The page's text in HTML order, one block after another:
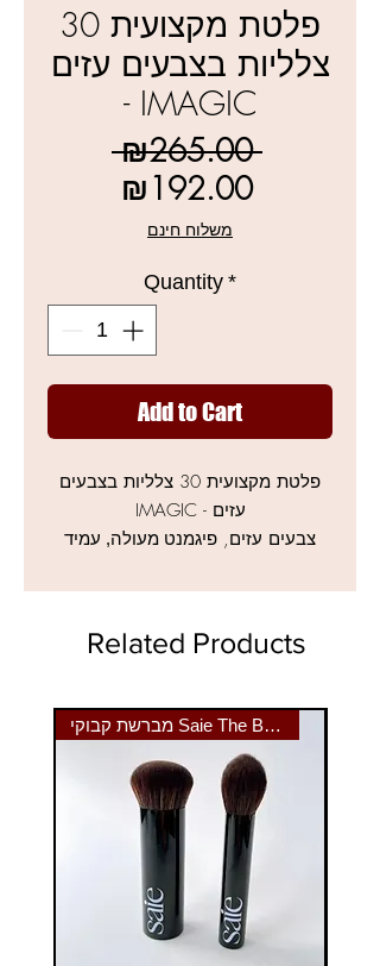
פלטת מקצועית 30
צלליות בצבעים עזים
- IMAGIC
₪265.00 Regular
₪192.00Sale
משלוח חינם
Quantity *
Add to Cart
פלטת מקצועית 30 צלליות בצבעים
עזים - IMAGIC
צבעים עזים, פיגמנט מעולה, עמיד
למוצרי IMAGIC נוספים לחצו כאן
Related Products
מברשת קבוקי Saie The Big Brush